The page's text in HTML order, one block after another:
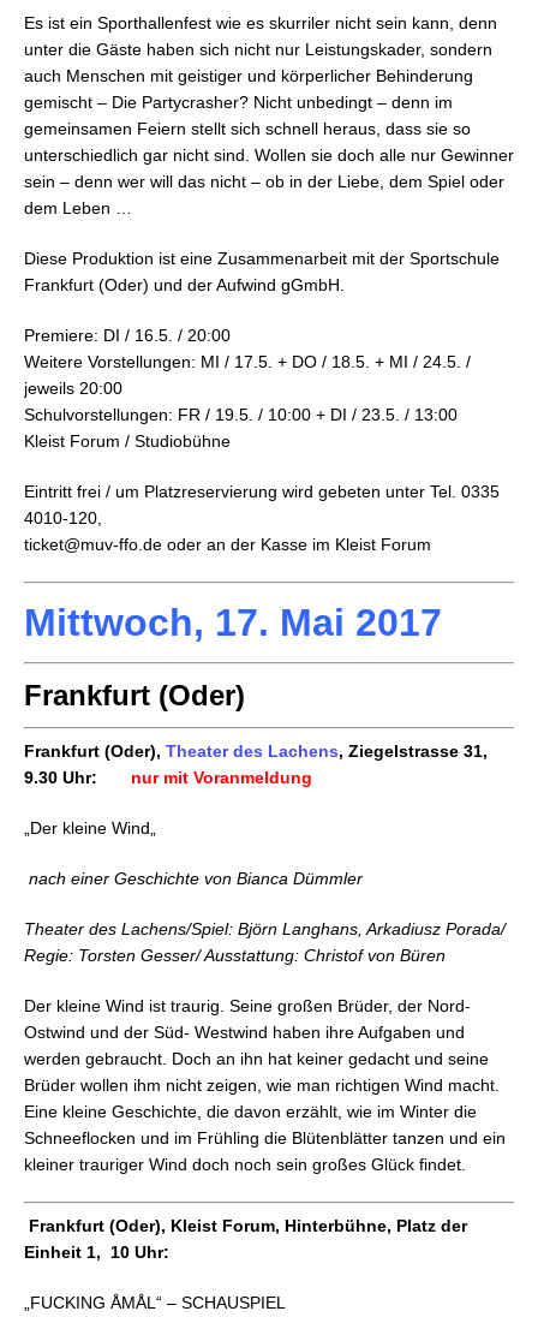
Es ist ein Sporthallenfest wie es skurriler nicht sein kann, denn
unter die Gäste haben sich nicht nur Leistungskader, sondern
auch Menschen mit geistiger und körperlicher Behinderung
gemischt – Die Partycrasher? Nicht unbedingt – denn im
gemeinsamen Feiern stellt sich schnell heraus, dass sie so
unterschiedlich gar nicht sind. Wollen sie doch alle nur Gewinner
sein – denn wer will das nicht – ob in der Liebe, dem Spiel oder
dem Leben …
Diese Produktion ist eine Zusammenarbeit mit der Sportschule
Frankfurt (Oder) und der Aufwind gGmbH.
Premiere: DI / 16.5. / 20:00
Weitere Vorstellungen: MI / 17.5. + DO / 18.5. + MI / 24.5. /
jeweils 20:00
Schulvorstellungen: FR / 19.5. / 10:00 + DI / 23.5. / 13:00
Kleist Forum / Studiobühne
Eintritt frei / um Platzreservierung wird gebeten unter Tel. 0335
4010-120,
ticket@muv-ffo.de oder an der Kasse im Kleist Forum
Mittwoch, 17. Mai 2017
Frankfurt (Oder)
Frankfurt (Oder), Theater des Lachens, Ziegelstrasse 31,
9.30 Uhr:
nur mit Voranmeldung
„Der kleine Wind
nach einer Geschichte von Bianca Dümmler
Theater des Lachens/Spiel: Björn Langhans, Arkadiusz Porada/
Regie: Torsten Gesser/ Ausstattung: Christof von Büren
Der kleine Wind ist traurig. Seine großen Brüder, der Nord-
Ostwind und der Süd- Westwind haben ihre Aufgaben und
werden gebraucht. Doch an ihn hat keiner gedacht und seine
Brüder wollen ihm nicht zeigen, wie man richtigen Wind macht.
Eine kleine Geschichte, die davon erzählt, wie im Winter die
Schneeflocken und im Frühling die Blütenblätter tanzen und ein
kleiner trauriger Wind doch noch sein großes Glück findet.
Frankfurt (Oder), Kleist Forum, Hinterbühne, Platz der
Einheit 1, 10 Uhr:
„FUCKING ÅMÅL“ – SCHAUSPIEL